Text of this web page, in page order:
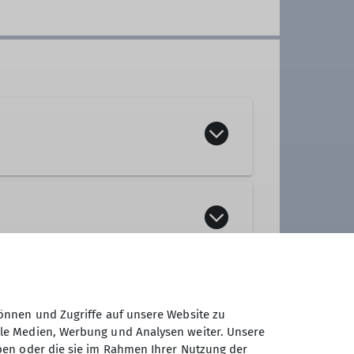
und Zugriffe auf unsere Website zu
Medien, Werbung und Analysen weiter. Unsere
oder die sie im Rahmen Ihrer Nutzung der